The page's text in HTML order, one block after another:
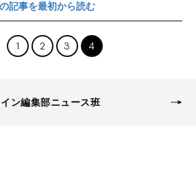
記事を最初から読む
1 2 3 4
ン編集部ニュース班